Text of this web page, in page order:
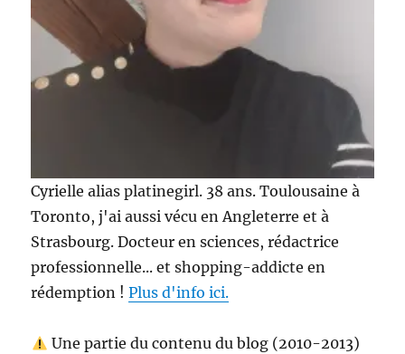
Cyrielle alias platinegirl. 38 ans. Toulousaine à
Toronto, j'ai aussi vécu en Angleterre et à
Strasbourg. Docteur en sciences, rédactrice
professionnelle... et shopping-addicte en
rédemption !Plus d'info ici.
Une partie du contenu du blog (2010-2013)